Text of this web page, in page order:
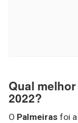
Qual
2022?
O Palmeiras foi a